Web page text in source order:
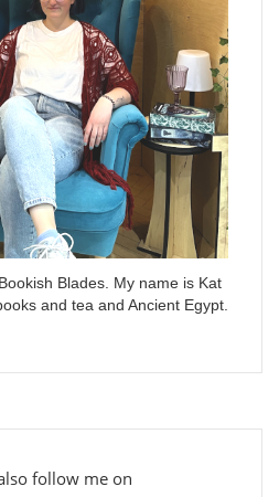
Blades. My name is Kat
and tea and Ancient Egypt.
follow me on